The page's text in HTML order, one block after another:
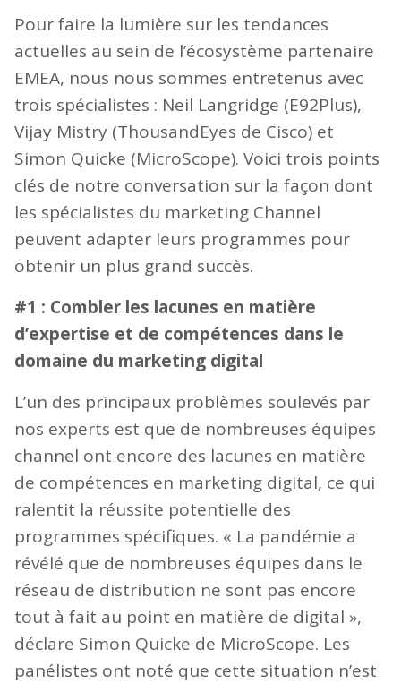
Pour faire la lumière sur les tendances
actuelles au sein de l’écosystème partenaire
EMEA, nous nous sommes entretenus avec
trois spécialistes : Neil Langridge (E92Plus),
Vijay Mistry (ThousandEyes de Cisco) et
Simon Quicke (MicroScope). Voici trois points
clés de notre conversation sur la façon dont
les spécialistes du marketing Channel
peuvent adapter leurs programmes pour
obtenir un plus grand succès.
#1 : Combler les lacunes en matière
d’expertise et de compétences dans le
domaine du marketing digital
L’un des principaux problèmes soulevés par
nos experts est que de nombreuses équipes
channel ont encore des lacunes en matière
de compétences en marketing digital, ce qui
ralentit la réussite potentielle des
programmes spécifiques. « La pandémie a
révélé que de nombreuses équipes dans le
réseau de distribution ne sont pas encore
tout à fait au point en matière de digital »,
déclare Simon Quicke de MicroScope. Les
panélistes ont noté que cette situation n’est